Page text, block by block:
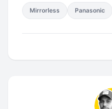
Mirrorless Panasonic